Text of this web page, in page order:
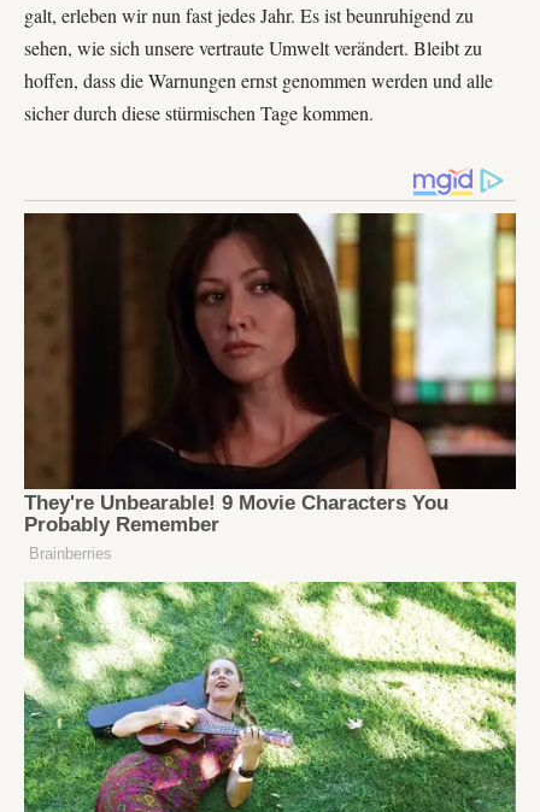
galt, erleben wir nun fast jedes Jahr. Es ist beunruhigend zu
sehen, wie sich unsere vertraute Umwelt verändert. Bleibt zu
hoffen, dass die Warnungen ernst genommen werden und alle
sicher durch diese stürmischen Tage kommen.